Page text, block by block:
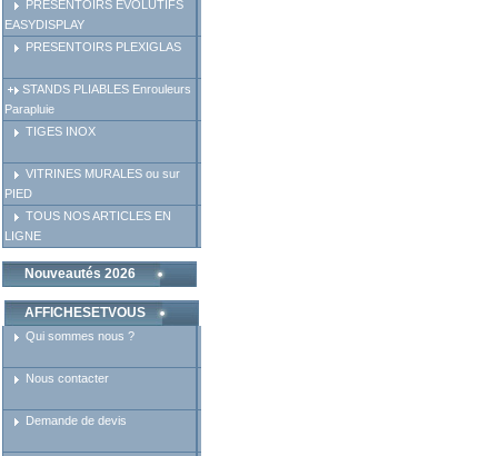
PRESENTOIRS EVOLUTIFS
EASYDISPLAY
PRESENTOIRS PLEXIGLAS
STANDS PLIABLES Enrouleurs
Parapluie
TIGES INOX
VITRINES MURALES ou sur
PIED
TOUS NOS ARTICLES EN
LIGNE
Nouveautés 2026
AFFICHESETVOUS
Qui sommes nous ?
Nous contacter
Demande de devis